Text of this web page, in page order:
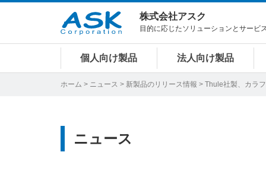
株式会社アスク
目的に応じたソリューションとサービ
個人向け製品 法人向け製品
ホーム > ニュース > 新製品のリリース情報 > Thule社製、カラ
ニュース